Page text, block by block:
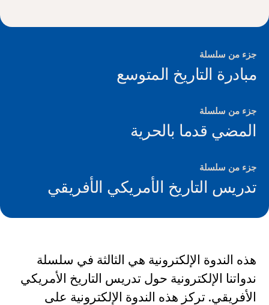
شارك
جزء من سلسلة
مبادرة التاريخ المتوسع
جزء من سلسلة
المضي قدما بالحرية
جزء من سلسلة
تدريس التاريخ الأمريكي الأفريقي
هذه الندوة الإلكترونية هي الثالثة في سلسلة
ندواتنا الإلكترونية حول تدريس التاريخ الأمريكي
الأفريقي. تركز هذه الندوة الإلكترونية على